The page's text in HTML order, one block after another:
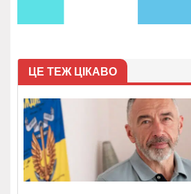
ЦЕ ТЕЖ ЦІКАВО